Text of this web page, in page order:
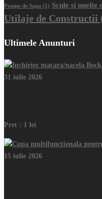
Pompe de Sapa (1) Scule si unelte
Utilaje de Constructii
Ultimele Anunturi
31 iulie 2026
Pret : 1 lei
15 iulie 2026